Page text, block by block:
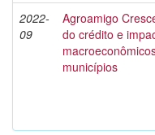
2022-
09
Agroamigo
do crédito e
municípios